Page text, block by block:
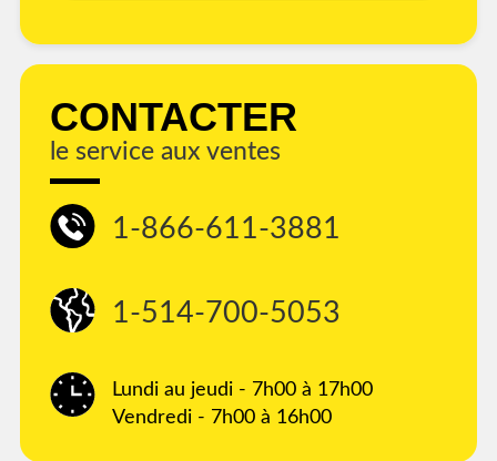
CONTACTER
le service aux ventes
1-866-611-3881
1-514-700-5053
Lundi au jeudi - 7h00 à 17h00
Vendredi - 7h00 à 16h00